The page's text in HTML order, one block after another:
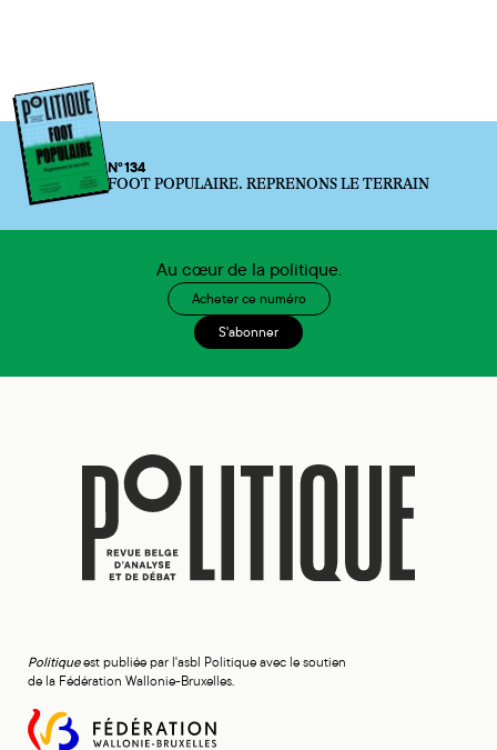
N°134
FOOT POPULAIRE. REPRENONS LE TERRAIN
Au cœur de la politique.
Acheter ce numéro
S'abonner
Politiqueest publiée par l'asbl Politique avec le soutien
de la Fédération Wallonie-Bruxelles.